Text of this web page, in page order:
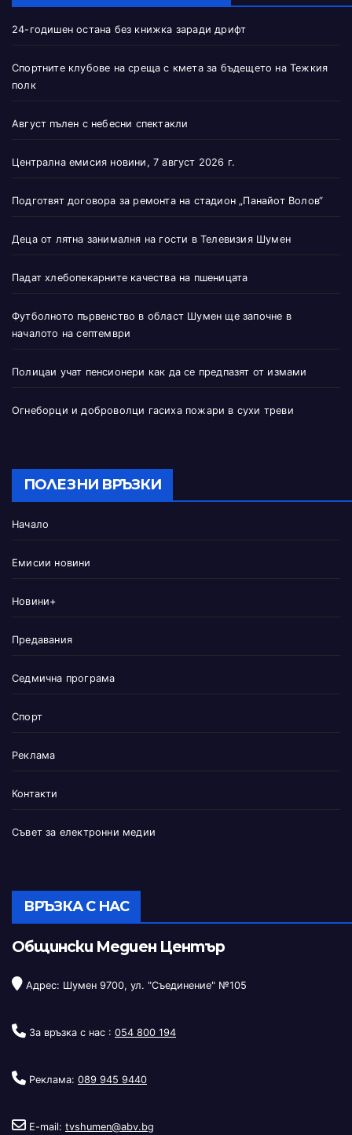
24-годишен остана без книжка заради дрифт
Спортните клубове на среща с кмета за бъдещето на Тежкия
полк
Август пълен с небесни спектакли
Централна емисия новини, 7 август 2026 г.
Подготвят договора за ремонта на стадион „Панайот Волов“
Деца от лятна занималня на гости в Телевизия Шумен
Падат хлебопекарните качества на пшеницата
Футболното първенство в област Шумен ще започне в
началото на септември
Полицаи учат пенсионери как да се предпазят от измами
Огнеборци и доброволци гасиха пожари в сухи треви
ПОЛЕЗНИ ВРЪЗКИ
Начало
Емисии новини
Новини+
Предавания
Седмична програма
Спорт
Реклама
Контакти
Съвет за електронни медии
ВРЪЗКА С НАС
Общински Медиен Център
Адрес: Шумен 9700, ул. "Съединение" №105
За връзка с нас : 054 800 194
Реклама: 089 945 9440
E-mail: tvshumen@abv.bg